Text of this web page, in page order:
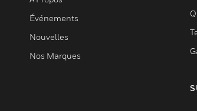
Événements
Nouvelles
Nos Marques